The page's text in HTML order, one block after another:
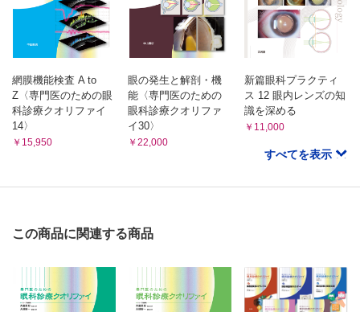
近視網膜，強度近視 （今村 裕）
近視性中心窩分離症と黄斑円孔網膜剥離 （城 友香理）
近視性脈絡膜新生血管 （森山無価）
さい （佐藤孝樹，池田恒彦）
8 緑内障，視神経疾患
OCTによる乳頭解析 （安樂礼子，富田剛司）
さい （中村 誠）
若年網膜分離症 （池田史子）
卵黄状黄斑ジストロフィ（Best病） （近藤峰生）
Stargardt病 （石龍鉄樹）
網膜機能検査 A to
Z〈専門医のための眼
科診療クオリファイ
14〉
￥15,950
眼の発生と解剖・機
能〈専門医のための
眼科診療クオリファ
イ30〉
￥22,000
新篇眼科プラクティ
ス 12 眼内レンズの知
識を深める
￥11,000
すべてを表示
この商品に関連する商品